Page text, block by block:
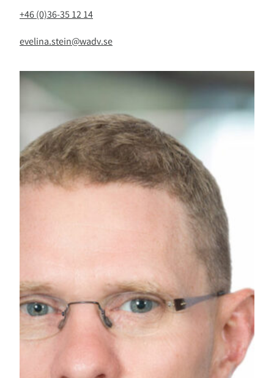
+46 (0)36-35 12 14
evelina.stein@wadv.se